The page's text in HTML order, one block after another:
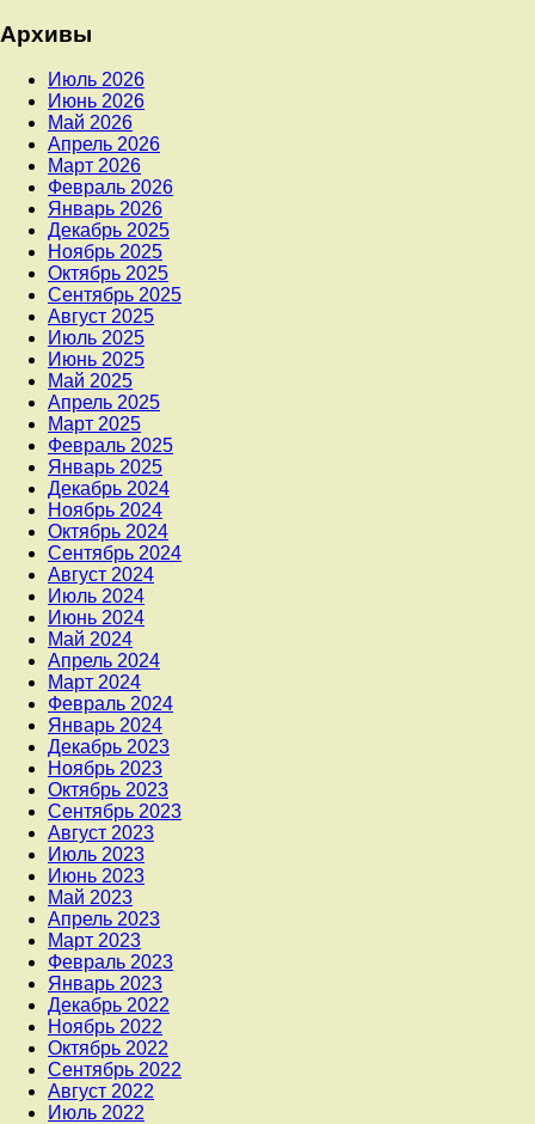
Архивы
Июль 2026
Июнь 2026
Май 2026
Апрель 2026
Март 2026
Февраль 2026
Январь 2026
Декабрь 2025
Ноябрь 2025
Октябрь 2025
Сентябрь 2025
Август 2025
Июль 2025
Июнь 2025
Май 2025
Апрель 2025
Март 2025
Февраль 2025
Январь 2025
Декабрь 2024
Ноябрь 2024
Октябрь 2024
Сентябрь 2024
Август 2024
Июль 2024
Июнь 2024
Май 2024
Апрель 2024
Март 2024
Февраль 2024
Январь 2024
Декабрь 2023
Ноябрь 2023
Октябрь 2023
Сентябрь 2023
Август 2023
Июль 2023
Июнь 2023
Май 2023
Апрель 2023
Март 2023
Февраль 2023
Январь 2023
Декабрь 2022
Ноябрь 2022
Октябрь 2022
Сентябрь 2022
Август 2022
Июль 2022